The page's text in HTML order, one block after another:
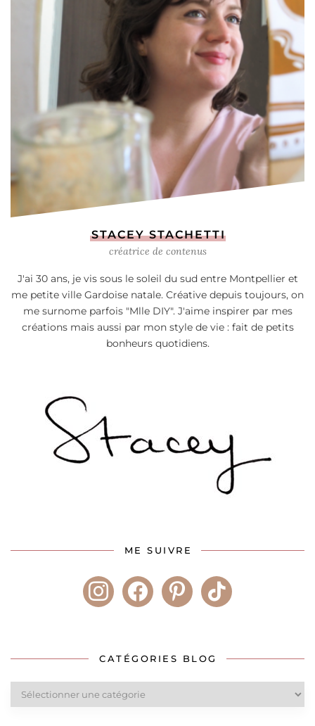
STACEY STACHETTI
créatrice de contenus
J'ai 30 ans, je vis sous le soleil du sud entre Montpellier et
me petite ville Gardoise natale. Créative depuis toujours, on
me surnome parfois "Mlle DIY". J'aime inspirer par mes
créations mais aussi par mon style de vie : fait de petits
bonheurs quotidiens.
ME SUIVRE
instagramfacebookpinteresttiktok
CATÉGORIES BLOG
Catégories
blog